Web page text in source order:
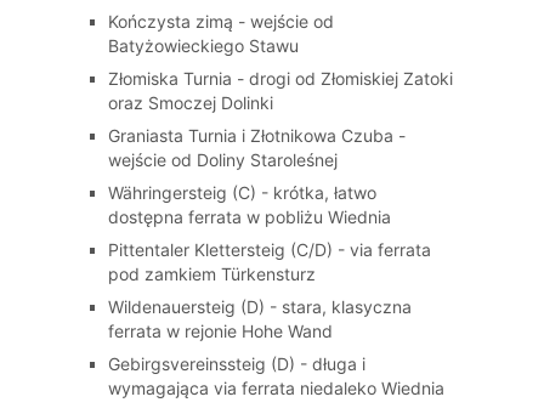
Kończysta zimą - wejście od
Batyżowieckiego Stawu
Złomiska Turnia - drogi od Złomiskiej Zatoki
oraz Smoczej Dolinki
Graniasta Turnia i Złotnikowa Czuba -
wejście od Doliny Staroleśnej
Währingersteig (C) - krótka, łatwo
dostępna ferrata w pobliżu Wiednia
Pittentaler Klettersteig (C/D) - via ferrata
pod zamkiem Türkensturz
Wildenauersteig (D) - stara, klasyczna
ferrata w rejonie Hohe Wand
Gebirgsvereinssteig (D) - długa i
wymagająca via ferrata niedaleko Wiednia